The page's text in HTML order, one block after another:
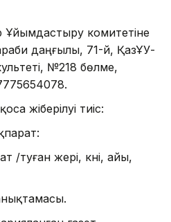
комитетіне
даңғылы, 71-үй, ҚазҰУ-
№218 бөлме,
жіберілуі тиіс:
/туған жері, күні, айы,